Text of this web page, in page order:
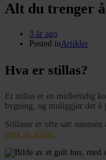
Alt du trenger
3 år ago
Posted inArtikler
Hva er stillas?
Et stillas er en midlertidig
bygning, og muliggjør det å
Stillaser er ofte satt
bruk av stillas